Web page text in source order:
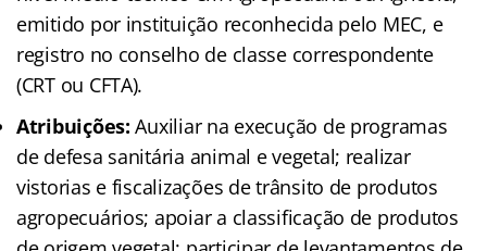
emitido por instituição reconhecida pelo MEC, e
registro no conselho de classe correspondente
(CRT ou CFTA).
Atribuições: Auxiliar na execução de programas
de defesa sanitária animal e vegetal; realizar
vistorias e fiscalizações de trânsito de produtos
agropecuários; apoiar a classificação de produtos